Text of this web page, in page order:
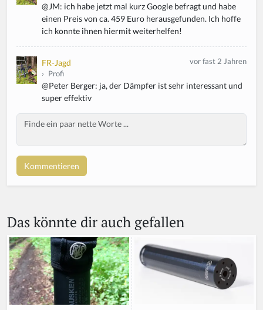
@JM: ich habe jetzt mal kurz Google befragt und habe
einen Preis von ca. 459 Euro herausgefunden. Ich hoffe
ich konnte ihnen hiermit weiterhelfen!
FR-Jagd
› Profi
vor fast 2 Jahren
@Peter Berger: ja, der Dämpfer ist sehr interessant und
super effektiv
Body
Das könnte dir auch gefallen